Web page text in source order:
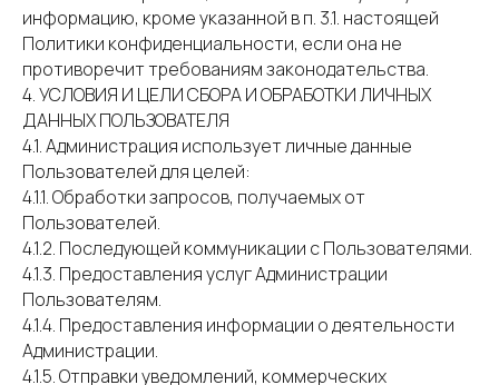
информацию, кроме указанной в п. 3.1. настоящей
Политики конфиденциальности, если она не
противоречит требованиям законодательства.
4. УСЛОВИЯ И ЦЕЛИ СБОРА И ОБРАБОТКИ ЛИЧНЫХ
ДАННЫХ ПОЛЬЗОВАТЕЛЯ
4.1. Администрация использует личные данные
Пользователей для целей:
4.1.1. Обработки запросов, получаемых от
Пользователей.
4.1.2. Последующей коммуникации с Пользователями.
4.1.3. Предоставления услуг Администрации
Пользователям.
4.1.4. Предоставления информации о деятельности
Администрации.
4.1.5. Отправки уведомлений, коммерческих